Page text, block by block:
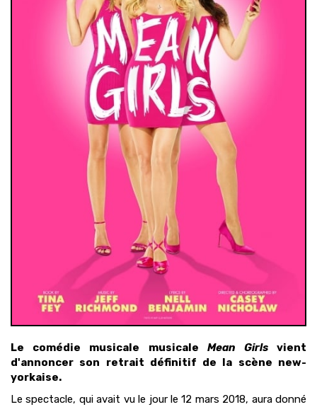
Le comédie musicale musicale Mean Girlsvient
d'annoncer son retrait définitif de la scène new-
yorkaise.
Le spectacle, qui avait vu le jour le 12 mars 2018, aura donné